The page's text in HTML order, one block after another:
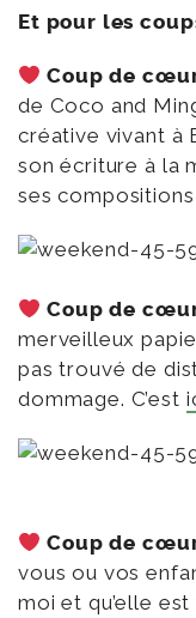
Et pour les
Coup de
de Coco and
créative vivant à
son écriture à la
ses
Coup de
merveilleux
pas trouvé de
dommage. C’est
Coup de
vous ou vos
moi et qu’elle